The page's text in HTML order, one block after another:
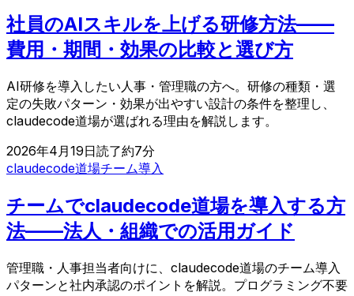
社員のAIスキルを上げる研修方法——
費用・期間・効果の比較と選び方
AI研修を導入したい人事・管理職の方へ。研修の種類・選
定の失敗パターン・効果が出やすい設計の条件を整理し、
claudecode道場が選ばれる理由を解説します。
2026年4月19日読了約7分
claudecode道場チーム導入
チームでclaudecode道場を導入する方
法——法人・組織での活用ガイド
管理職・人事担当者向けに、claudecode道場のチーム導入
パターンと社内承認のポイントを解説。プログラミング不要